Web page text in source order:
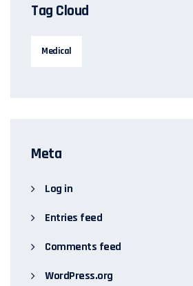
Tag Cloud
Medical
Meta
Log in
Entries feed
Comments feed
WordPress.org